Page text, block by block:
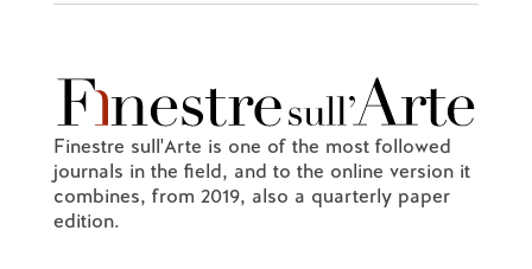
Finestre sull'Arte is one of the most followed
journals in the field, and to the online version it
combines, from 2019, also a quarterly paper
edition.